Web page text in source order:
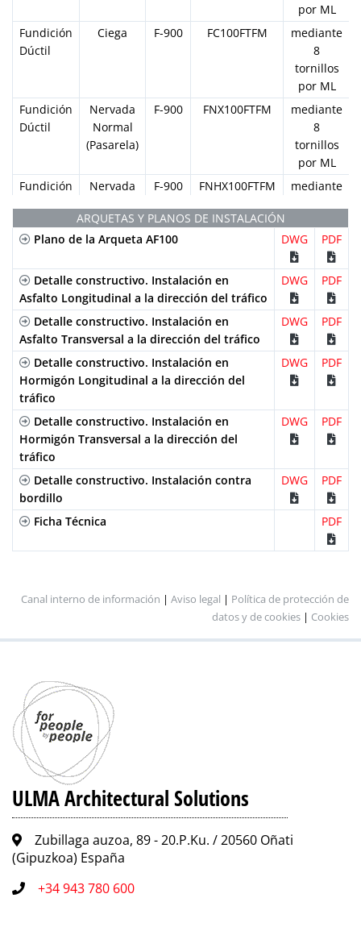
por ML
Fundición
Dúctil
Ciega F-900 FC100FTFM
mediante
8
tornillos
por ML
Fundición
Dúctil
Nervada
Normal
(Pasarela)
F-900 FNX100FTFM
mediante
8
tornillos
por ML
Fundición
Nervada
F-900 FNHX100FTFM
mediante
por ML
ARQUETAS Y PLANOS DE INSTALACIÓN
Plano de la Arqueta AF100
DWG PDF
Detalle constructivo. Instalación en
Asfalto Longitudinal a la dirección del tráfico
DWG PDF
Detalle constructivo. Instalación en
Asfalto Transversal a la dirección del tráfico
DWG PDF
Detalle constructivo. Instalación en
Hormigón Longitudinal a la dirección del
tráfico
DWG PDF
Detalle constructivo. Instalación en
Hormigón Transversal a la dirección del
tráfico
DWG PDF
Detalle constructivo. Instalación contra
bordillo
DWG PDF
Ficha Técnica PDF
Canal interno de información | Aviso legal | Política de protección de
datos y de cookies | Cookies
ULMA Architectural Solutions
Zubillaga auzoa, 89 - 20.P.Ku. / 20560 Oñati
(Gipuzkoa) España
+34 943 780 600